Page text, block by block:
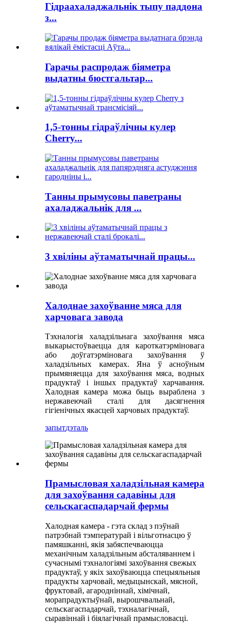
Гідраахаладжальнік тыпу паддона
з...
Гарачы распродаж біяметра
выдатны бюстгальтар...
1,5-тонны гідраўлічны кулер
Cherry...
Танны прымусовы паветраны
ахаладжальнік для ...
3 хвіліны аўтаматычнай працы...
Халоднае захоўванне мяса для
харчовага завода
Тэхналогія халадзільнага захоўвання мяса
выкарыстоўваецца для кароткатэрміновага
або доўгатэрміновага захоўвання ў
халадзільных камерах. Яна ў асноўным
прымяняецца для захоўвання мяса, водных
прадуктаў і іншых прадуктаў харчавання.
Халодная камера можа быць выраблена з
нержавеючай сталі для дасягнення
гігіенічных якасцей харчовых прадуктаў.
запытдэталь
Прамысловая халадзільная камера
для захоўвання садавіны для
сельскагаспадарчай фермы
Халодная камера - гэта склад з пэўнай
патрэбнай тэмпературай і вільготнасцю ў
памяшканні, якія забяспечваюцца
механічным халадзільным абсталяваннем і
сучаснымі тэхналогіямі захоўвання свежых
прадуктаў, у якіх захоўваюцца спецыяльныя
прадукты харчовай, медыцынскай, мясной,
фруктовай, агародніннай, хімічнай,
морапрадуктыўнай, вырошчвальнай,
сельскагаспадарчай, тэхналагічнай,
сыравіннай і біялагічнай прамысловасці.